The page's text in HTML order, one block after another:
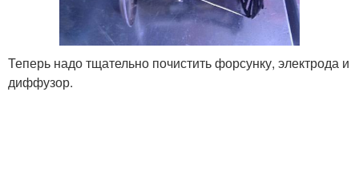
Теперь надо тщательно почистить форсунку, электрода и
диффузор.